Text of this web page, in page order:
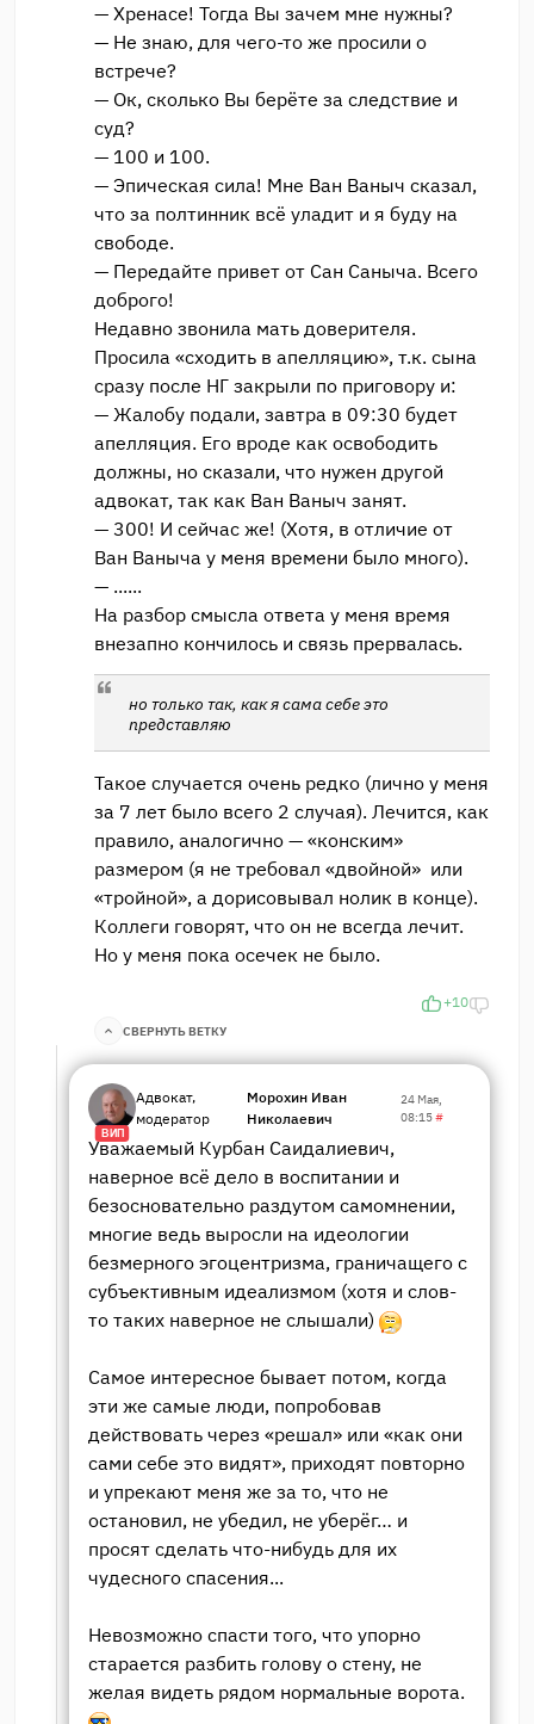
— Хренасе! Тогда Вы зачем мне нужны?
— Не знаю, для чего-то же просили о
встрече?
— Ок, сколько Вы берёте за следствие и
суд?
— 100 и 100.
— Эпическая сила! Мне Ван Ваныч сказал,
что за полтинник всё уладит и я буду на
свободе.
— Передайте привет от Сан Саныча. Всего
доброго!
Недавно звонила мать доверителя.
Просила «сходить в апелляцию», т.к. сына
сразу после НГ закрыли по приговору и:
— Жалобу подали, завтра в 09:30 будет
апелляция. Его вроде как освободить
должны, но сказали, что нужен другой
адвокат, так как Ван Ваныч занят.
— 300! И сейчас же! (Хотя, в отличие от
Ван Ваныча у меня времени было много).
— ......
На разбор смысла ответа у меня время
внезапно кончилось и связь прервалась.
но только так, как я сама себе это
представляю
Такое случается очень редко (лично у меня
за 7 лет было всего 2 случая). Лечится, как
правило, аналогично — «конским»
размером (я не требовал «двойной» или
«тройной», а дорисовывал нолик в конце).
Коллеги говорят, что он не всегда лечит.
Но у меня пока осечек не было.
+10
СВЕРНУТЬ ВЕТКУ
ВИП
Адвокат,
модератор
Морохин Иван
Николаевич
24 Мая,
08:15#
Уважаемый Курбан Саидалиевич,
наверное всё дело в воспитании и
безосновательно раздутом самомнении,
многие ведь выросли на идеологии
безмерного эгоцентризма, граничащего с
субъективным идеализмом (хотя и слов-
то таких наверное не слышали)
Самое интересное бывает потом, когда
эти же самые люди, попробовав
действовать через «решал» или «как они
сами себе это видят», приходят повторно
и упрекают меня же за то, что не
остановил, не убедил, не уберёг… и
просят сделать что-нибудь для их
чудесного спасения...
Невозможно спасти того, что упорно
старается разбить голову о стену, не
желая видеть рядом нормальные ворота.